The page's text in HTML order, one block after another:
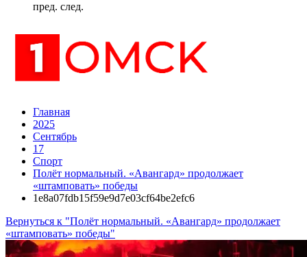
пред. след.
Главная
2025
Сентябрь
17
Спорт
Полёт нормальный. «Авангард» продолжает
«штамповать» победы
1e8a07fdb15f59e9d7e03cf64be2efc6
Вернуться к "Полёт нормальный. «Авангард» продолжает
«штамповать» победы"